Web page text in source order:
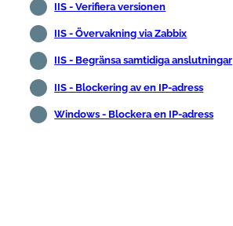
IIS - Verifiera versionen
IIS - Övervakning via Zabbix
IIS - Begränsa samtidiga anslutningar
IIS - Blockering av en IP-adress
Windows - Blockera en IP-adress